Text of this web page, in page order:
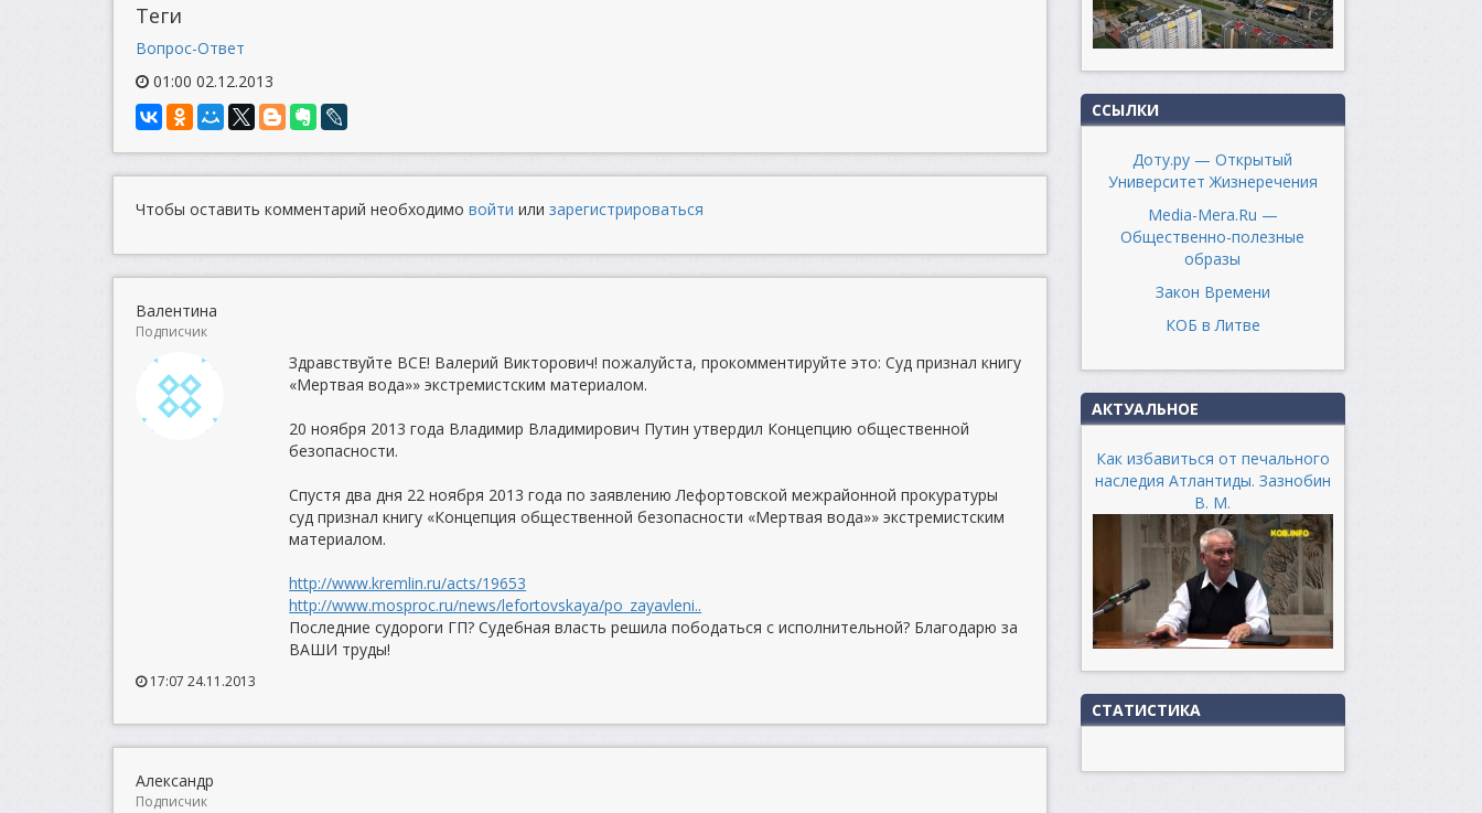
Теги
Вопрос-Ответ
01:00 02.12.2013
Чтобы оставить комментарий необходимо войти или зарегистрироваться
Валентина
Подписчик
Здравствуйте ВСЕ! Валерий Викторович! пожалуйста, прокомментируйте это: Суд признал книгу
«Мертвая вода»» экстремистским материалом.
20 ноября 2013 года Владимир Владимирович Путин утвердил Концепцию общественной
безопасности.
Спустя два дня 22 ноября 2013 года по заявлению Лефортовской межрайонной прокуратуры
суд признал книгу «Концепция общественной безопасности «Мертвая вода»» экстремистским
материалом.
http://www.kremlin.ru/acts/19653
http://www.mosproc.ru/news/lefortovskaya/po_zayavleni..
Последние судороги ГП? Судебная власть решила пободаться с исполнительной? Благодарю за
ВАШИ труды!
17:07 24.11.2013
Александр
Подписчик
ССЫЛКИ
Доту.ру — Открытый
Университет Жизнеречения
Media-Mera.Ru —
Общественно-полезные
образы
Закон Времени
КОБ в Литве
АКТУАЛЬНОЕ
Как избавиться от печального
наследия Атлантиды. Зазнобин
В. М.
СТАТИСТИКА